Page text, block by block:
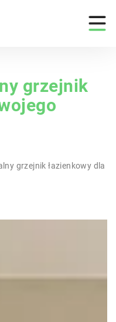
grzejnik
grzejnik łazienkowy dla